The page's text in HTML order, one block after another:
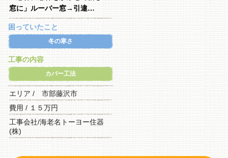
窓に」ルーバー窓→引違…
困っていたこと
冬の寒さ
工事の内容
カバー工法
エリア / 市部藤沢市
費用 / １５万円
工事会社/海老名トーヨー住器
(株)